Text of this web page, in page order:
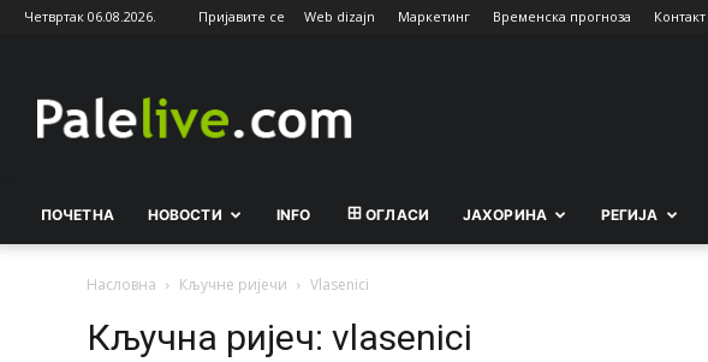
Четвртак 06.08.2026. Пријавите се Web dizajn Маркетинг Временска прогноза Контакт
ПОЧЕТНА НОВОСТИ INFO ОГЛАСИ ЈАХОРИНА РEГИЈА
Насловна Кључне ријечи Vlasenici
Кључна ријеч: vlasenici